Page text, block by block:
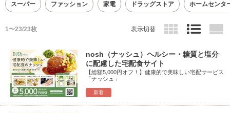
スーパー ファッション 家電 ドラッグストア ホームセンタ
1〜23/23枚 表示切替
新着
nosh（ナッシュ）ヘルシー・糖質と塩分
に配慮した宅配食サイト
【総額5,000円オフ！】健康的で美味しい宅配サービス
「ナッシュ」